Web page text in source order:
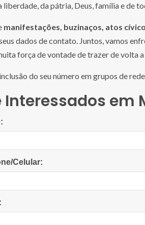
liberdade, da pátria, Deus, família e de
manifestações, buzinaços, atos
dados de contato. Juntos, vamos
força de vontade de trazer de volta
do seu número em grupos de
Interessados em
Celular: